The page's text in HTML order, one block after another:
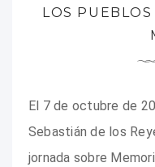
LOS
El 7 de octubre de
Sebastián de los
jornada sobre